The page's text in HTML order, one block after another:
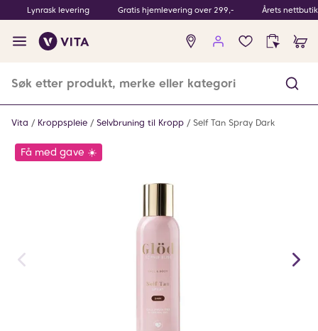
Lynrask levering Gratis hjemlevering over 299,- Årets
Ingen
produkter
Vita Kroppspleie Selvbruning til Kropp Self Tan Spray Dark
Få med gave ☀️